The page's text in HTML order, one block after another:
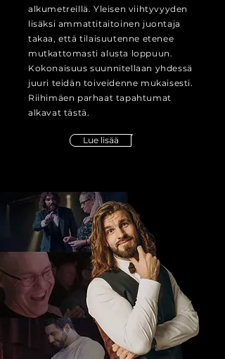
alkumetreillä. Yleisen viihtyvyyden
lisäksi ammattitaitoinen juontaja
takaa, että tilaisuutenne etenee
mutkattomasti alusta loppuun.
Kokonaisuus suunnitellaan yhdessä
juuri teidän toiveidenne mukaisesti.
Riihimäen parhaat tapahtumat
alkavat tästä.
Lue lisää